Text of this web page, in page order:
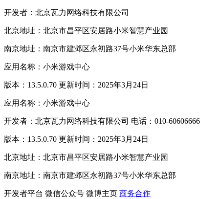
开发者：北京瓦力网络科技有限公司
北京地址：北京市昌平区安居路小米智慧产业园
南京地址：南京市建邺区永初路37号小米华东总部
应用名称：小米游戏中心
版本：13.5.0.70 更新时间：2025年3月24日
应用名称：小米游戏中心
开发者：北京瓦力网络科技有限公司 电话：010-60606666
版本：13.5.0.70 更新时间：2025年3月24日
北京地址：北京市昌平区安居路小米智慧产业园
南京地址：南京市建邺区永初路37号小米华东总部
开发者平台 微信公众号 微博主页 商务合作